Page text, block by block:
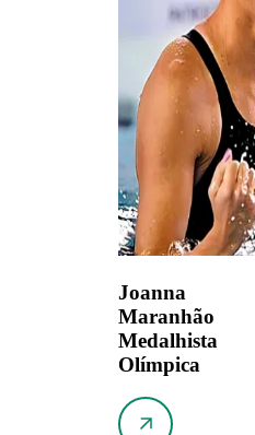
Joanna
Maranhão
Medalhista
Olímpica